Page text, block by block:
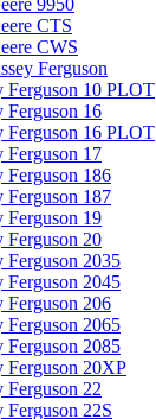
9950
CTS
CWS
Ferguson
Ferguson 10 PLOT
Ferguson 16
Ferguson 16 PLOT
Ferguson 17
Ferguson 186
Ferguson 187
Ferguson 19
Ferguson 20
Ferguson 2035
Ferguson 2045
Ferguson 206
Ferguson 2065
Ferguson 2085
Ferguson 20XP
Ferguson 22
Ferguson 22S